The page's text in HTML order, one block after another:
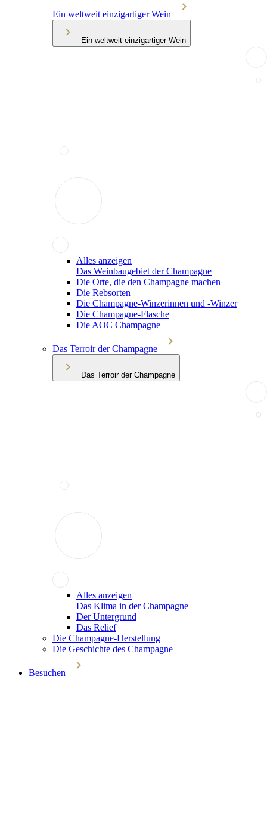
Ein weltweit einzigartiger Wein
Ein weltweit einzigartiger Wein
Alles anzeigen
Das Weinbaugebiet der Champagne
Die Orte, die den Champagne machen
Die Rebsorten
Die Champagne-Winzerinnen und -Winzer
Die Champagne-Flasche
Die AOC Champagne
Das Terroir der Champagne
Das Terroir der Champagne
Alles anzeigen
Das Klima in der Champagne
Der Untergrund
Das Relief
Die Champagne-Herstellung
Die Geschichte des Champagne
Besuchen